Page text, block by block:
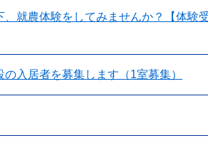
、就農体験をしてみませんか？【体
入居者を募集します（1室募集）